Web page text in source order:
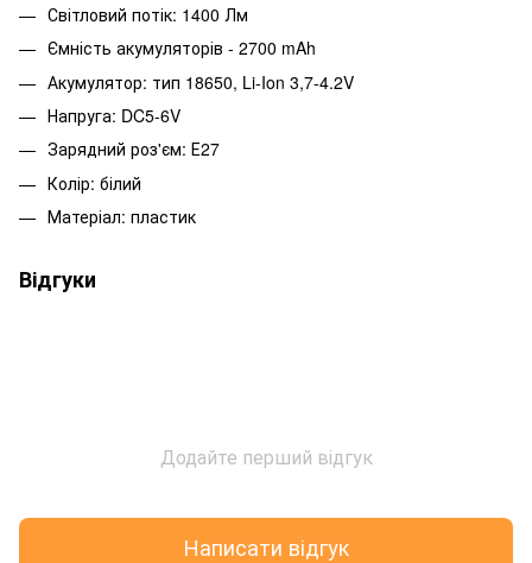
Світловий потік: 1400 Лм
Ємність акумуляторів - 2700 mAh
Акумулятор: тип 18650, Li-Ion 3,7-4.2V
Напруга: DC5-6V
Зарядний роз'єм: Е27
Колір: білий
Матеріал: пластик
Відгуки
Додайте перший відгук
Написати відгук